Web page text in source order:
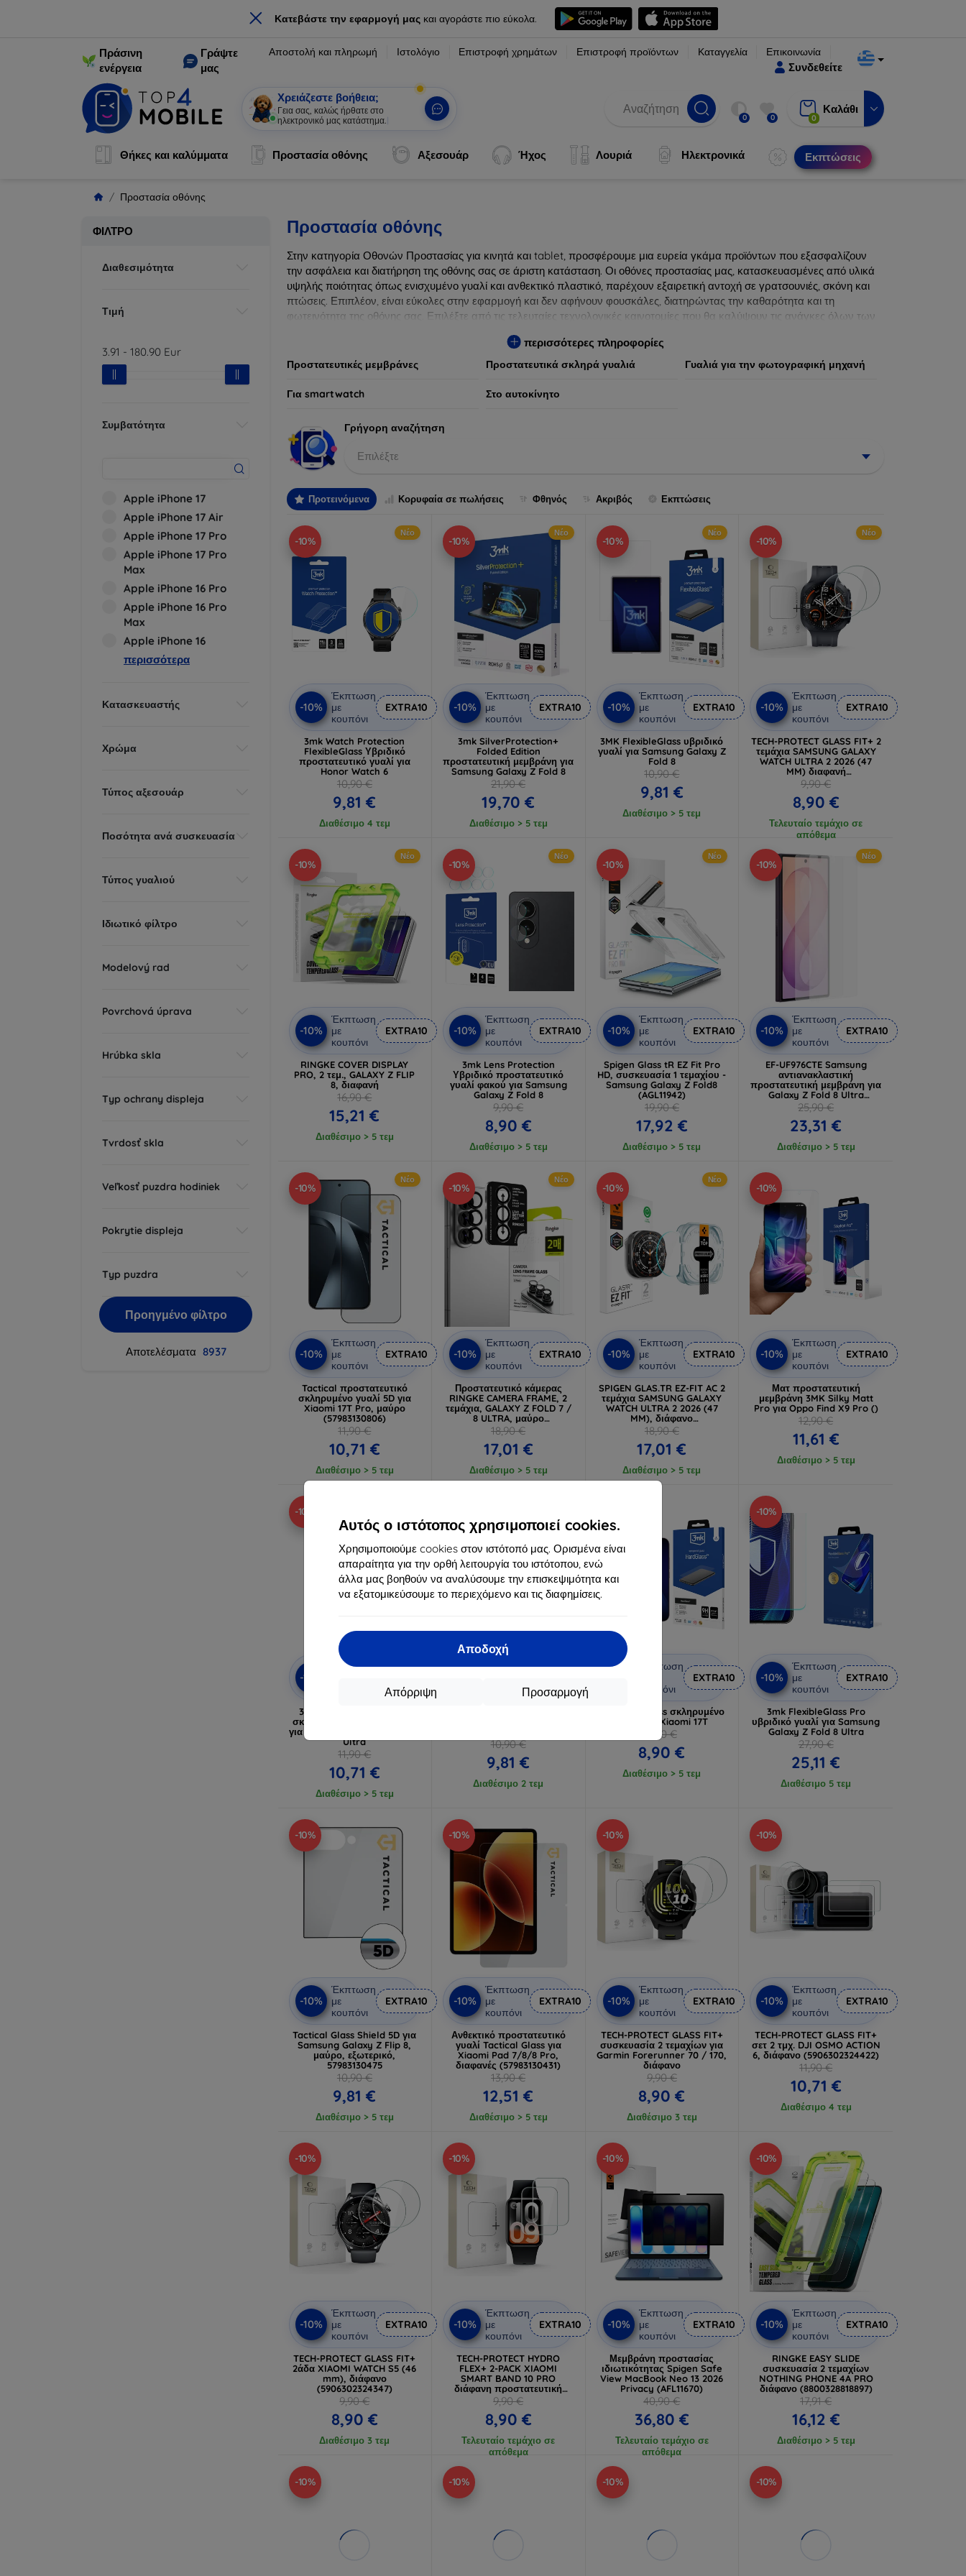
× Κατεβάστε την εφαρμογή μαςκαι αγοράστε πιο εύκολα.
Αυτός ο ιστότοπος χρησιμοποιεί cookies.
Χρησιμοποιούμε cookies στον ιστότοπό μας. Ορισμένα είναι
απαραίτητα για την ορθή λειτουργία του ιστότοπου, ενώ
άλλα μας βοηθούν να αναλύσουμε την επισκεψιμότητα και
να εξατομικεύσουμε το περιεχόμενο και τις διαφημίσεις.
Αποδοχή
Προσαρμογή
Απόρριψη
Πράσινη
ενέργεια
Γράψτε
μας
Αποστολή και πληρωμή Ιστολόγιο Επιστροφή χρημάτων Επιστροφή προϊόντων Καταγγελία Επικοινωνία
Συνδεθείτε
Χρειάζεστε βοήθεια;
Γεια σας, καλώς ήρθατε στο
ηλεκτρονικό μας κατάστημα.
0 0 0
Καλάθι
Θήκες και καλύμματα Προστασία οθόνης Αξεσουάρ Ήχος Λουριά Ηλεκτρονικά Εκπτώσεις
Προστασία οθόνης
ΦΊΛΤΡΟ
Διαθεσιμότητα
Τιμή
3.91 - 180.90 Eur
Συμβατότητα
Apple iPhone 17
Apple iPhone 17 Air
Apple iPhone 17 Pro
Apple iPhone 17 Pro
Max
Apple iPhone 16 Pro
Apple iPhone 16 Pro
Max
Apple iPhone 16
περισσότερα
Κατασκευαστής
Χρώμα
Τύπος αξεσουάρ
Ποσότητα ανά συσκευασία
Τύπος γυαλιού
Ιδιωτικό φίλτρο
Modelový rad
Povrchová úprava
Hrúbka skla
Typ ochrany displeja
Tvrdosť skla
Veľkosť puzdra hodiniek
Pokrytie displeja
Typ puzdra
Προηγμένο φίλτρο
Αποτελέσματα 8937
Προστασία οθόνης
Στην κατηγορία Οθονών Προστασίας για κινητά και tablet, προσφέρουμε μια ευρεία γκάμα προϊόντων που εξασφαλίζουν
την ασφάλεια και διατήρηση της οθόνης σας σε άριστη κατάσταση. Οι οθόνες προστασίας μας, κατασκευασμένες από υλικά
υψηλής ποιότητας όπως ενισχυμένο γυαλί και ανθεκτικό πλαστικό, παρέχουν εξαιρετική αντοχή σε γρατσουνιές, σκόνη και
πτώσεις. Επιπλέον, είναι εύκολες στην εφαρμογή και δεν αφήνουν φουσκάλες, διατηρώντας την καθαρότητα και τη
φωτεινότητα της οθόνης σας. Επιλέξτε από τις τελευταίες τεχνολογικές καινοτομίες που θα καλύψουν τις ανάγκες όλων των
περισσότερες πληροφορίες
Προστατευτικές μεμβράνες Προστατευτικά σκληρά γυαλιά Γυαλιά για την φωτογραφική μηχανή
Για smartwatch Στο αυτοκίνητο
Γρήγορη αναζήτηση
Επιλέξτε
Προτεινόμενα Κορυφαία σε πωλήσεις Φθηνός Ακριβός Εκπτώσεις
-10%
Νέο
-10%
Έκπτωση
με
κουπόνι
EXTRA10
3mk Watch Protection
FlexibleGlass Υβριδικό
προστατευτικό γυαλί για
Honor Watch 6
10,90 €
9,81 €
Διαθέσιμο 4 τεμ
-10%
Νέο
-10%
Έκπτωση
με
κουπόνι
EXTRA10
3mk SilverProtection+
Folded Edition
προστατευτική μεμβράνη για
Samsung Galaxy Z Fold 8
21,90 €
19,70 €
Διαθέσιμο > 5 τεμ
-10%
Νέο
-10%
Έκπτωση
με
κουπόνι
EXTRA10
3MK FlexibleGlass υβριδικό
γυαλί για Samsung Galaxy Z
Fold 8
10,90 €
9,81 €
Διαθέσιμο > 5 τεμ
-10%
Νέο
-10%
Έκπτωση
με
κουπόνι
EXTRA10
TECH-PROTECT GLASS FIT+ 2
τεμάχια SAMSUNG GALAXY
WATCH ULTRA 2 2026 (47
MM) διαφανή
(5906302324668)
9,90 €
8,90 €
Τελευταίο τεμάχιο σε
απόθεμα
-10%
Νέο
-10%
Έκπτωση
με
κουπόνι
EXTRA10
RINGKE COVER DISPLAY
PRO, 2 τεμ., GALAXY Z FLIP
8, διαφανή
16,90 €
15,21 €
Διαθέσιμο > 5 τεμ
-10%
Νέο
-10%
Έκπτωση
με
κουπόνι
EXTRA10
3mk Lens Protection
Υβριδικό προστατευτικό
γυαλί φακού για Samsung
Galaxy Z Fold 8
9,90 €
8,90 €
Διαθέσιμο > 5 τεμ
-10%
Νέο
-10%
Έκπτωση
με
κουπόνι
EXTRA10
Spigen Glass tR EZ Fit Pro
HD, συσκευασία 1 τεμαχίου -
Samsung Galaxy Z Fold8
(AGL11942)
19,90 €
17,92 €
Διαθέσιμο > 5 τεμ
-10%
Νέο
-10%
Έκπτωση
με
κουπόνι
EXTRA10
EF-UF976CTE Samsung
αντιανακλαστική
προστατευτική μεμβράνη για
Galaxy Z Fold 8 Ultra
(57983131105)
25,90 €
23,31 €
Διαθέσιμο > 5 τεμ
-10%
Νέο
-10%
Έκπτωση
με
κουπόνι
EXTRA10
Tactical προστατευτικό
σκληρυμένο γυαλί 5D για
Xiaomi 17T Pro, μαύρο
(57983130806)
11,90 €
10,71 €
Διαθέσιμο > 5 τεμ
-10%
Νέο
-10%
Έκπτωση
με
κουπόνι
EXTRA10
Προστατευτικό κάμερας
RINGKE CAMERA FRAME, 2
τεμάχια, GALAXY Z FOLD 7 /
8 ULTRA, μαύρο
(8800380460638)
18,90 €
17,01 €
Διαθέσιμο > 5 τεμ
-10%
Νέο
-10%
Έκπτωση
με
κουπόνι
EXTRA10
SPIGEN GLAS.TR EZ-FIT AC 2
τεμάχια SAMSUNG GALAXY
WATCH ULTRA 2 2026 (47
MM), διάφανο
προστατευτικό γυαλί
18,90 €
17,01 €
Διαθέσιμο > 5 τεμ
-10%
-10%
Έκπτωση
με
κουπόνι
EXTRA10
Ματ προστατευτική
μεμβράνη 3MK Silky Matt
Pro για Oppo Find X9 Pro ()
12,90 €
11,61 €
Διαθέσιμο > 5 τεμ
-10%
-10%
Έκπτωση
3mk Lens Protection Pro
σκληρυμένο γυαλί για φακό
για Samsung Galaxy Z Fold 8
Ultra
11,90 €
10,71 €
Διαθέσιμο > 5 τεμ
Έκπτωση
10,90 €
9,81 €
Διαθέσιμο 2 τεμ
Έκπτωση
κουπόνι
EXTRA10
3mk HardGlass σκληρυμένο
γυαλί για Xiaomi 17T
9,90 €
8,90 €
Διαθέσιμο > 5 τεμ
-10%
-10%
Έκπτωση
με
κουπόνι
EXTRA10
3mk FlexibleGlass Pro
υβριδικό γυαλί για Samsung
Galaxy Z Fold 8 Ultra
27,90 €
25,11 €
Διαθέσιμο 5 τεμ
-10%
-10%
Έκπτωση
με
κουπόνι
EXTRA10
Tactical Glass Shield 5D για
Samsung Galaxy Z Flip 8,
μαύρο, εξωτερικό,
57983130475
10,90 €
9,81 €
Διαθέσιμο > 5 τεμ
-10%
-10%
Έκπτωση
με
κουπόνι
EXTRA10
Ανθεκτικό προστατευτικό
γυαλί Tactical Glass για
Xiaomi Pad 7/8/8 Pro,
διαφανές (57983130431)
13,90 €
12,51 €
Διαθέσιμο > 5 τεμ
-10%
-10%
Έκπτωση
με
κουπόνι
EXTRA10
TECH-PROTECT GLASS FIT+
συσκευασία 2 τεμαχίων για
Garmin Forerunner 70 / 170,
διάφανο
9,90 €
8,90 €
Διαθέσιμο 3 τεμ
-10%
-10%
Έκπτωση
με
κουπόνι
EXTRA10
TECH-PROTECT GLASS FIT+
σετ 2 τμχ. DJI OSMO ACTION
6, διάφανο (5906302324422)
11,90 €
10,71 €
Διαθέσιμο 4 τεμ
-10%
-10%
Έκπτωση
με
κουπόνι
EXTRA10
TECH-PROTECT GLASS FIT+
2άδα XIAOMI WATCH S5 (46
mm), διάφανο
(5906302324347)
9,90 €
8,90 €
Διαθέσιμο 3 τεμ
-10%
-10%
Έκπτωση
με
κουπόνι
EXTRA10
TECH-PROTECT HYDRO
FLEX+ 2-PACK XIAOMI
SMART BAND 10 PRO
διάφανη προστατευτική
μεμβράνη υδρογέλης
9,90 €
8,90 €
Τελευταίο τεμάχιο σε
απόθεμα
-10%
-10%
Έκπτωση
με
κουπόνι
EXTRA10
Μεμβράνη προστασίας
ιδιωτικότητας Spigen Safe
View MacBook Neo 13 2026
Privacy (AFL11670)
40,90 €
36,80 €
Τελευταίο τεμάχιο σε
απόθεμα
-10%
-10%
Έκπτωση
με
κουπόνι
EXTRA10
RINGKE EASY SLIDE
συσκευασία 2 τεμαχίων
NOTHING PHONE 4A PRO
διάφανο (8800328818897)
17,91 €
16,12 €
Διαθέσιμο > 5 τεμ
-10% -10% -10% -10%